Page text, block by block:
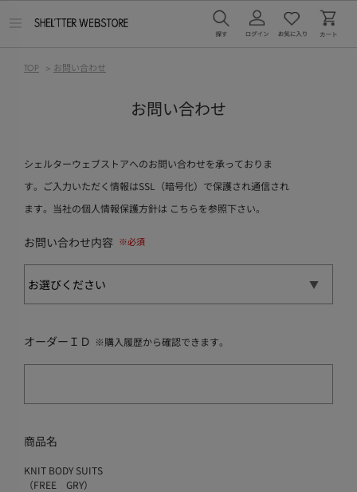
TOP > お問い合わせ
お問い合わせ
シェルターウェブストアへのお問い合わせを承っておりま
す。ご入力いただく情報はSSL（暗号化）で保護され通信され
ます。当社の個人情報保護方針は こちらを参照下さい。
お問い合わせ内容
オーダーＩＤ ※購入履歴から確認できます。
商品名
KNIT BODY SUITS
（FREE GRY）